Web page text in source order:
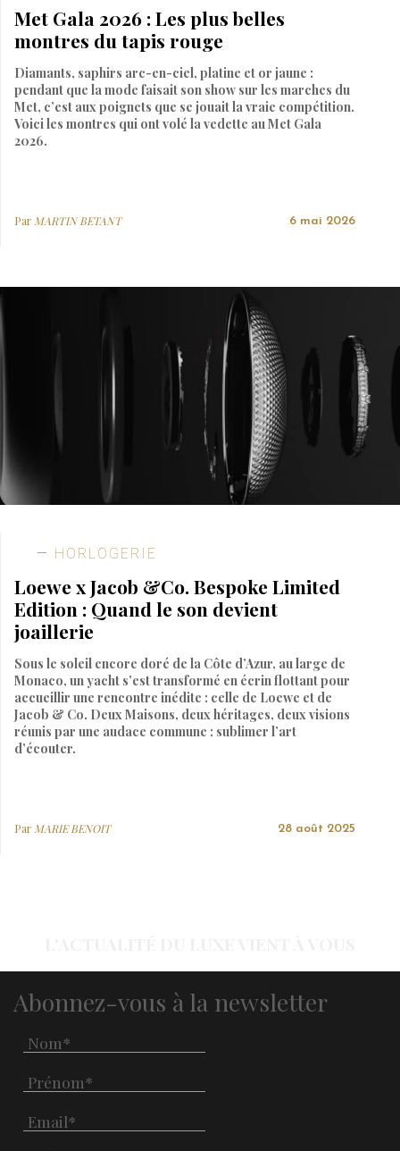
Met Gala 2026 : Les plus belles
montres du tapis rouge
Diamants, saphirs arc-en-ciel, platine et or jaune :
pendant que la mode faisait son show sur les marches du
Met, c’est aux poignets que se jouait la vraie compétition.
Voici les montres qui ont volé la vedette au Met Gala
2026.
Par MARTIN BETANT 6 mai 2026
HORLOGERIE
Loewe x Jacob &Co. Bespoke Limited
Edition : Quand le son devient
joaillerie
Sous le soleil encore doré de la Côte d’Azur, au large de
Monaco, un yacht s’est transformé en écrin flottant pour
accueillir une rencontre inédite : celle de Loewe et de
Jacob & Co. Deux Maisons, deux héritages, deux visions
réunis par une audace commune : sublimer l’art
d’écouter.
ParMARIE BENOIT 28 août 2025
Abonnez-vous à la newsletter